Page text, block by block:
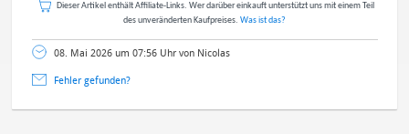
Dieser Artikel enthält Affiliate-Links. Wer darüber einkauft unterstützt uns mit einem Teil
des unveränderten Kaufpreises. Was ist das?
08. Mai 2026 um 07:56 Uhr von Nicolas
Fehler gefunden?